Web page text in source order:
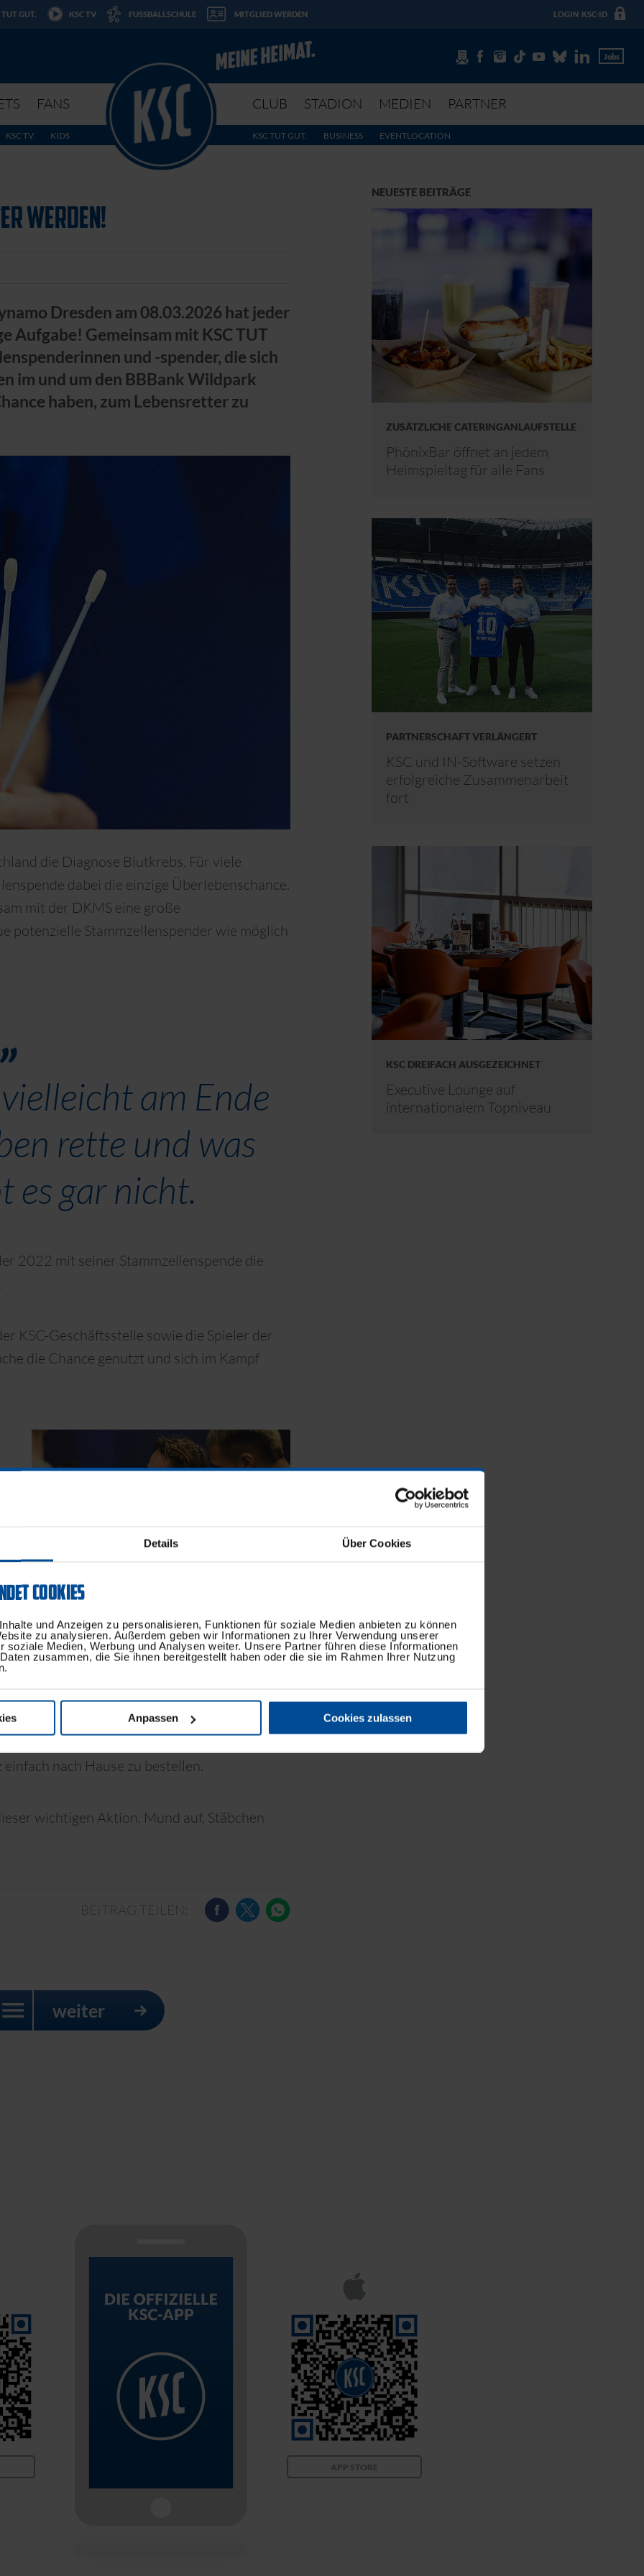
Details Über Cookies
COOKIES
und Anzeigen zu personalisieren, Funktionen für soziale Medien anbieten zu können
zu analysieren. Außerdem geben wir Informationen zu Ihrer Verwendung unserer
soziale Medien, Werbung und Analysen weiter. Unsere Partner führen diese Informationen
zusammen, die Sie ihnen bereitgestellt haben oder die sie im Rahmen Ihrer Nutzung
Anpassen Cookies zulassen
TUT GUT. KSC TV FUSSBALLSCHULE MITGLIED WERDEN LOGIN KSC-ID
Jobs
FANS CLUB STADION MEDIEN PARTNER
KSC TV KIDS KSC TUT GUT. BUSINESS EVENTLOCATION
WERDEN!
Dresden am 08.03.2026 hat jeder
Aufgabe! Gemeinsam mit KSC TUT
und -spender, die sich
im und um den BBBank Wildpark
haben, zum Lebensretter zu
die Diagnose Blutkrebs. Für viele
dabei die einzige Überlebenschance.
mit der DKMS eine große
potenzielle Stammzellenspender wie möglich
am Ende
rette und was
es gar nicht.
2022 mit seiner Stammzellenspende die
KSC-Geschäftsstelle sowie die Spieler der
die Chance genutzt und sich im Kampf
direkt registrieren. Alles, was ihr braucht,
Daten ein, anschließend folgt ein kurzer
und schenkt Hoffnung auf Leben.
dabei sein könnt, habt ihr auch online die
nach Hause zu bestellen.
wichtigen Aktion. Mund auf, Stäbchen
BEITRAG TEILEN:
weiter
NEUESTE BEITRÄGE
ZUSÄTZLICHE CATERINGANLAUFSTELLE
PhönixBar öffnet an jedem
Heimspieltag für alle Fans
PARTNERSCHAFT VERLÄNGERT
KSC und IN-Software setzen
erfolgreiche Zusammenarbeit
fort
KSC DREIFACH AUSGEZEICHNET
Executive Lounge auf
internationalem Topniveau
APP STORE